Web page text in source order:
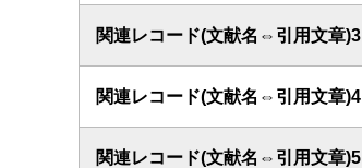
関連レコード(文献名⇔引用文章)3
関連レコード(文献名⇔引用文章)4
関連レコード(文献名⇔引用文章)5